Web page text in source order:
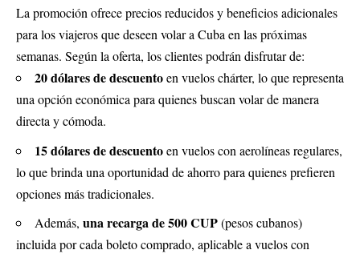
La promoción ofrece precios reducidos y beneficios adicionales
para los viajeros que deseen volar a Cuba en las próximas
semanas. Según la oferta, los clientes podrán disfrutar de:
20 dólares de descuentoen vuelos chárter, lo que representa
una opción económica para quienes buscan volar de manera
directa y cómoda.
15 dólares de descuentoen vuelos con aerolíneas regulares,
lo que brinda una oportunidad de ahorro para quienes prefieren
opciones más tradicionales.
Además, una recarga de 500 CUP(pesos cubanos)
incluida por cada boleto comprado, aplicable a vuelos con